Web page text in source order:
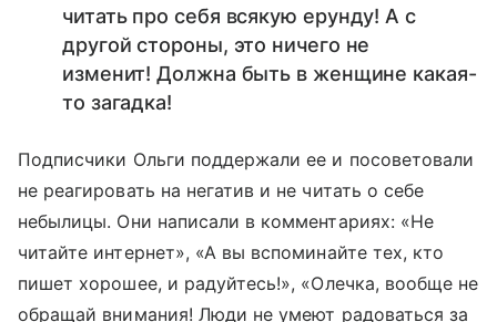
читать про себя всякую ерунду! А с
другой стороны, это ничего не
изменит! Должна быть в женщине какая-
то загадка!
Подписчики Ольги поддержали ее и посоветовали
не реагировать на негатив и не читать о себе
небылицы. Они написали в комментариях: «Не
читайте интернет», «А вы вспоминайте тех, кто
пишет хорошее, и радуйтесь!», «Олечка, вообще не
обращай внимания! Люди не умеют радоваться за